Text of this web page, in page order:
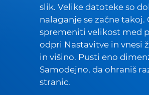
slik. Velike datoteke so
nalaganje se začne takoj.
spremeniti velikost med
odpri Nastavitve in vnesi
in višino. Pusti eno
Samodejno, da ohraniš
stranic.